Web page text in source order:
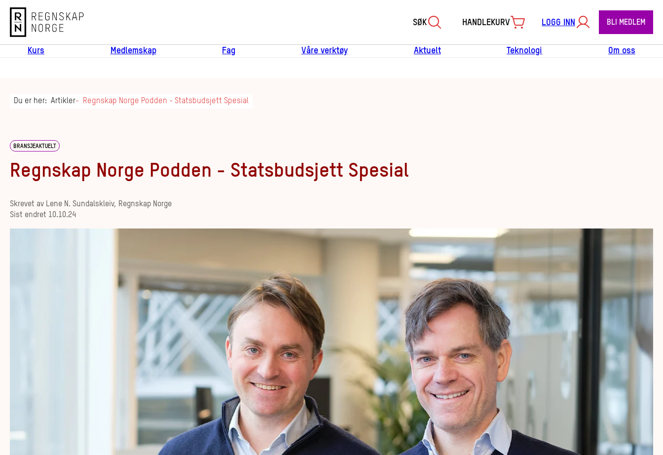
Regnskap Norge
SØK HANDLEKURV LOGG INN BLI MEDLEM
Kurs Medlemskap Fag Våre verktøy Aktuelt Teknologi Om oss
Du er her: Artikler Regnskap Norge Podden - Statsbudsjett Spesial
BRANSJEAKTUELT
Regnskap Norge Podden - Statsbudsjett Spesial
Skrevet av Lene N. Sundalskleiv, Regnskap Norge
Sist endret 10.10.24